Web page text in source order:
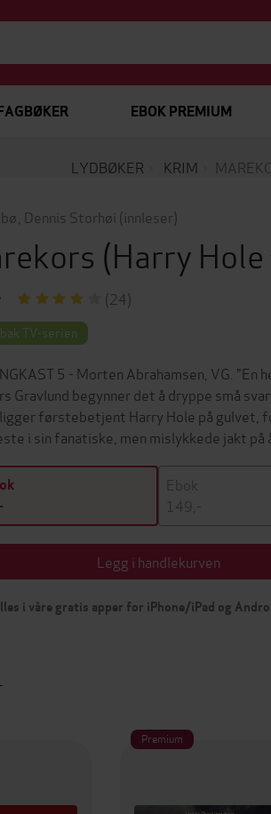
EBOK PREMIUM
LYDBØKER KRIM
Dennis Storhøi (innleser)
(Harry
(24)
TV-serien
5 - Morten Abrahamsen, VG.
Gravlund begynner det å dryppe små
førstebetjent Harry Hole på gulvet,
i sin fanatiske, men mislykkede jakt på
Ebok
149,-
Legg i handlekurven
i våre gratis apper for iPhone/iPad og
Premium